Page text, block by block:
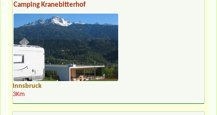
Camping Kranebitterhof
Innsbruck
3Km